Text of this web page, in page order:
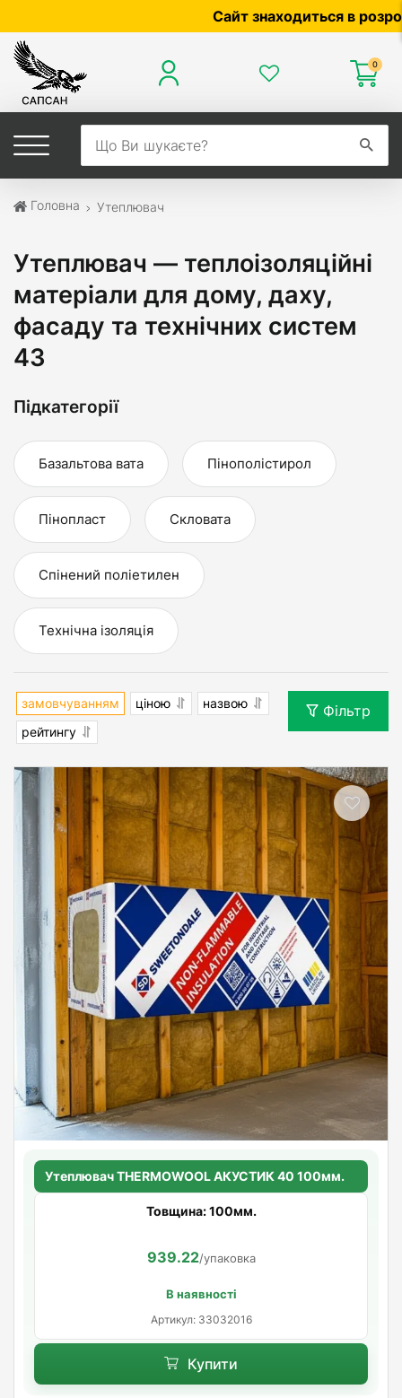
Сайт знаходиться в розробці —
0
Головна Утеплювач
Утеплювач — теплоізоляційні
матеріали для дому, даху,
фасаду та технічних систем
43
Підкатегорії
Базальтова вата Пінополістирол
Пінопласт Скловата
Спінений поліетилен
Технічна ізоляція
замовчуванням ціною
назвою
рейтингу
Фільтр
Утеплювач THERMOWOOL АКУСТИК 40 100мм.
Товщина: 100мм.
939.22/упаковка
В наявності
Артикул: 33032016
Купити